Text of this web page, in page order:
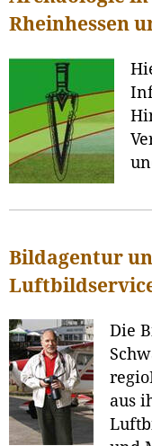
Rheinhessen
Bildagentur
Die
aus